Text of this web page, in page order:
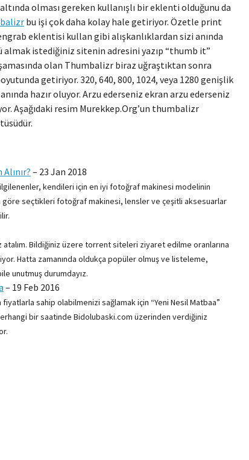
olması gereken kullanışlı bir eklenti olduğunu da
bu işi çok daha kolay hale getiriyor. Özetle print
eklentisi kullan gibi alışkanlıklardan sizi anında
almak istediğiniz sitenin adresini yazıp “thumb it”
olan Thumbalizr biraz uğraştıktan sonra
getiriyor. 320, 640, 800, 1024, veya 1280 genişlik
hazır oluyor. Arzu ederseniz ekran arzu ederseniz
Aşağıdaki resim Murekkep.Org’un thumbalizr
– 23 Jan 2018
kendileri için en iyi fotoğraf makinesi modelinin
göre seçtikleri fotoğraf makinesi, lensler ve çeşitli aksesuarlar
atalım. Bildiğiniz üzere torrent siteleri ziyaret edilme oranlarına
Hatta zamanında oldukça popüler olmuş ve listeleme,
unutmuş durumdayız.
– 19 Feb 2016
sahip olabilmenizi sağlamak için “Yeni Nesil Matbaa”
bir saatinde Bidolubaski.com üzerinden verdiğiniz